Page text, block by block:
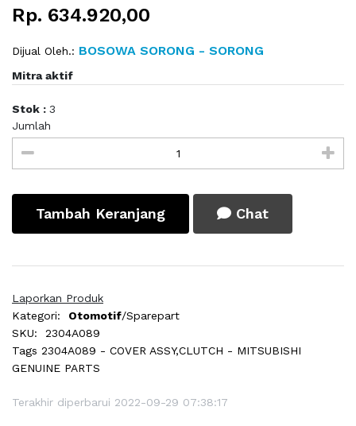
Rp. 634.920,00
Dijual Oleh.: BOSOWA SORONG - SORONG
Mitra aktif
Stok : 3
Jumlah
Tambah Keranjang Chat
Laporkan Produk
Kategori:
Otomotif/Sparepart
SKU:
2304A089
Tags 2304A089 - COVER ASSY,CLUTCH - MITSUBISHI
GENUINE PARTS
Terakhir diperbarui 2022-09-29 07:38:17